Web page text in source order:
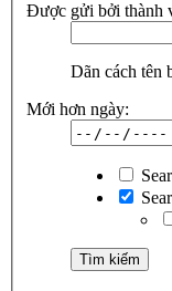
Được gửi bởi thành
Dãn cách tên
Mới hơn ngày: